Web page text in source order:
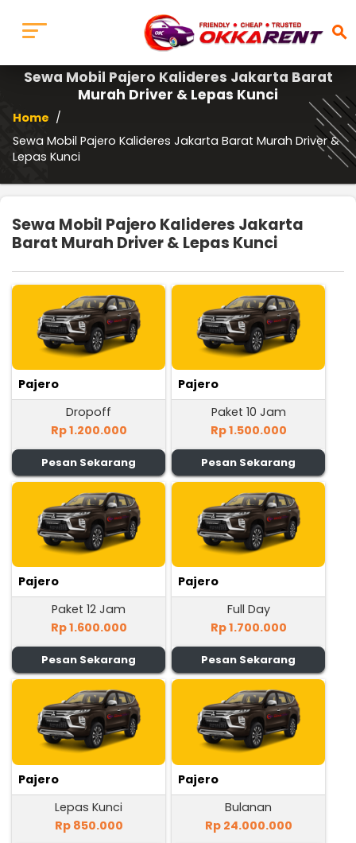
search
Sewa Mobil Pajero Kalideres Jakarta Barat
Murah Driver & Lepas Kunci
Home /
Sewa Mobil Pajero Kalideres Jakarta Barat Murah Driver &
Lepas Kunci
Sewa Mobil Pajero Kalideres Jakarta
Barat Murah Driver & Lepas Kunci
Pajero
Dropoff
Rp 1.200.000
Pesan Sekarang
Pajero
Paket 10 Jam
Rp 1.500.000
Pesan Sekarang
Pajero
Paket 12 Jam
Rp 1.600.000
Pesan Sekarang
Pajero
Full Day
Rp 1.700.000
Pesan Sekarang
Pajero
Lepas Kunci
Rp 850.000
Pajero
Bulanan
Rp 24.000.000